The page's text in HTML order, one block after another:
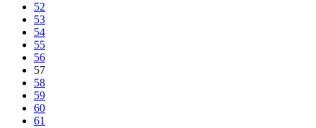
52
53
54
55
56
57
58
59
60
61